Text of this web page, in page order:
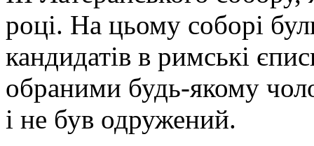
році. На цьому соборі
кандидатів в римські
обраними будь-якому
і не був одружений.